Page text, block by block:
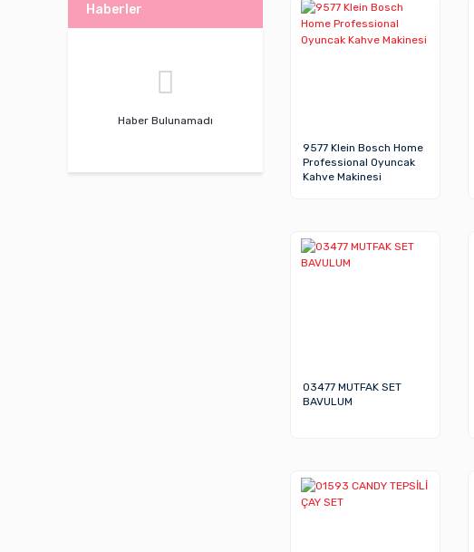
Haberler
Haber Bulunamadı
9577 Klein Bosch Home
Professional Oyuncak
Kahve Makinesi
03477 MUTFAK SET
BAVULUM